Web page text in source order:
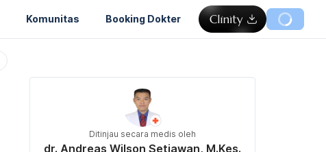
Komunitas Booking Dokter
Ditinjau secara medis oleh
dr. Andreas Wilson Setiawan, M.Kes.